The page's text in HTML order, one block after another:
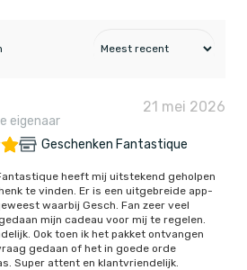
eigenaar
21 mei 2026
Geschenken Fantastique
heeft mij uitstekend geholpen
te vinden. Er is een uitgebreide app-
waarbij Gesch. Fan zeer veel
mijn cadeau voor mij te regelen.
Ook toen ik het pakket ontvangen
gedaan of het in goede orde
Super attent en klantvriendelijk.